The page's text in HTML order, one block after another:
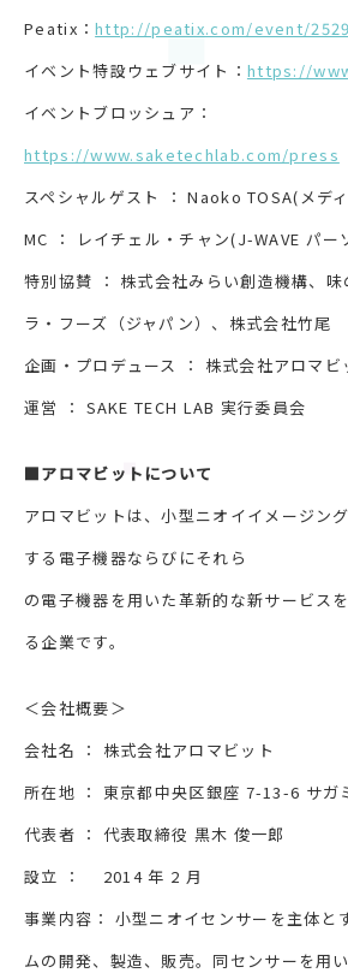
Peatix：http://peatix.com/event/
イベント特設ウェブサイト： https://
イベントブロッシュア：
https://www.saketechlab.com/press
スペシャルゲスト ： Naoko TOSA(メデ
MC ： レイチェル・チャン(J-WAVE パー
特別協賛 ： 株式会社みらい創造機構、味
ラ・フーズ（ジャパン）、株式会社竹尾
企画・プロデュース ： 株式会社アロマビ
運営 ： SAKE TECH LAB 実行委員会
■アロマビットについて
アロマビットは、小型ニオイイメージン
する電子機器ならびにそれら
の電子機器を用いた革新的な新サービス
る企業です。
＜会社概要＞
会社名 ： 株式会社アロマビット
所在地 ： 東京都中央区銀座 7-13-6 サガ
代表者 ： 代表取締役 黒木 俊一郎
設立 ： 2014 年 2 月
事業内容： 小型ニオイセンサーを主体と
ムの開発、製造、販売。同センサーを用